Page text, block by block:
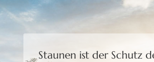
Staunen ist der Schutz